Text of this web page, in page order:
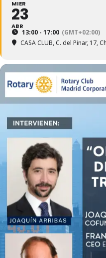
MIER
23
ABR
13:00 - 17:00 (GMT+02:00)
CASA CLUB, C. del Pinar, 17,